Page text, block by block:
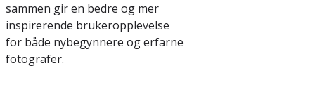
sammen gir en bedre og mer
inspirerende brukeropplevelse
for både nybegynnere og erfarne
fotografer.